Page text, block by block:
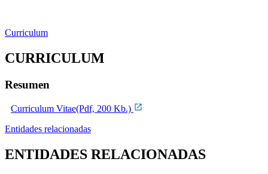
Curriculum
CURRICULUM
Resumen
Curriculum Vitae(Pdf, 200 Kb.)
Entidades relacionadas
ENTIDADES RELACIONADAS